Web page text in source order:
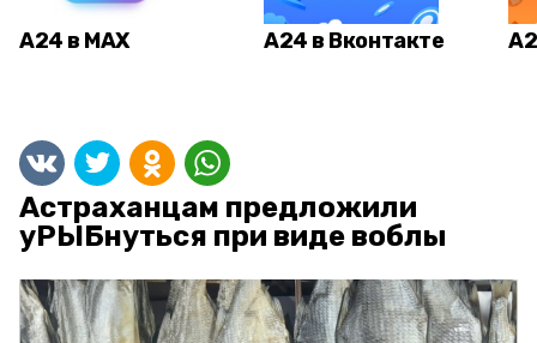
А24 в MAX А24 в Вконтакте
Астраханцам предложили
уРЫБнуться при виде воблы